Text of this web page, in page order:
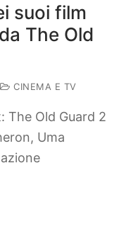
suoi film
The Old
CINEMA E TV
The Old Guard 2
Uma